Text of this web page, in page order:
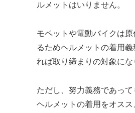
ルメットはいりません。
モペットや電動バイクは
るためヘルメットの着用
れば取り締まりの対象にな
ただし、努力義務であっ
ヘルメットの着用をオス